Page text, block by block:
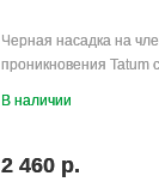
Черная насадка на
проникновения Tatum
В наличии
2 460 р.